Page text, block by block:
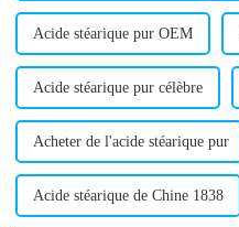
Acide stéarique pur OEM
Acide stéarique pur célèbre
Acheter de l'acide stéarique pur
Acide stéarique de Chine 1838